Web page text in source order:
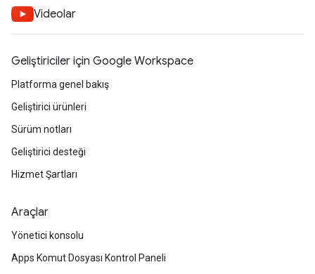
Videolar
Geliştiriciler için Google Workspace
Platforma genel bakış
Geliştirici ürünleri
Sürüm notları
Geliştirici desteği
Hizmet Şartları
Araçlar
Yönetici konsolu
Apps Komut Dosyası Kontrol Paneli